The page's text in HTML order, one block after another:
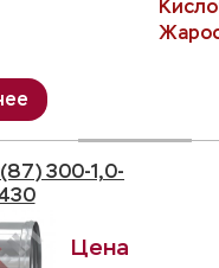
300-1,0-